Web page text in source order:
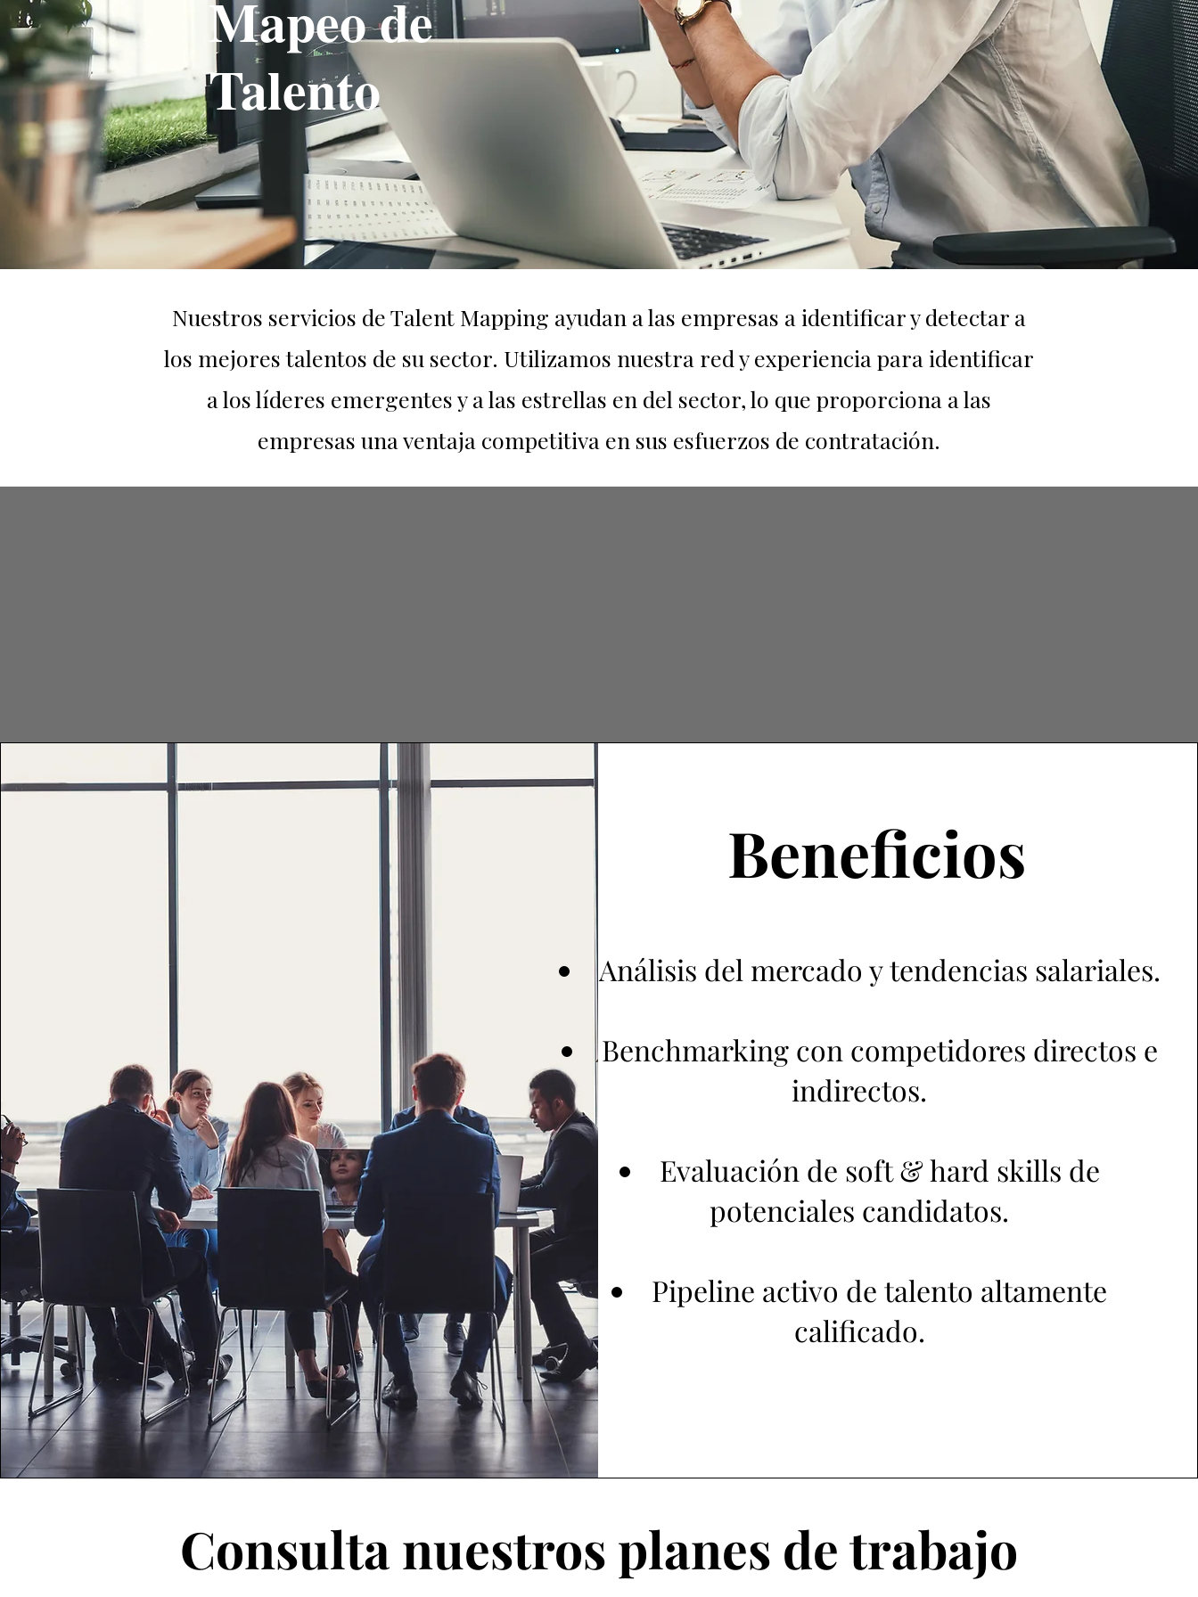
Mapeo de
Talento
Nuestros servicios de Talent Mapping ayudan a las empresas a identificar y detectar a
los mejores talentos de su sector. Utilizamos nuestra red y experiencia para identificar
a los líderes emergentes y a las estrellas en del sector, lo que proporciona a las
empresas una ventaja competitiva en sus esfuerzos de contratación.
Beneficios
Análisis del mercado y tendencias salariales.
Benchmarking con competidores directos e
indirectos.
Evaluación de soft & hard skills de
potenciales candidatos.
Pipeline activo de talento altamente
calificado.
Consulta nuestros planes de trabajo